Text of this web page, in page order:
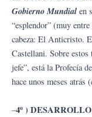
Gobierno Mundial en
“esplendor” (muy
cabeza: El Anticristo.
Castellani. Sobre
jefe”, está la Profecía
hace unos meses atrás
–4º )